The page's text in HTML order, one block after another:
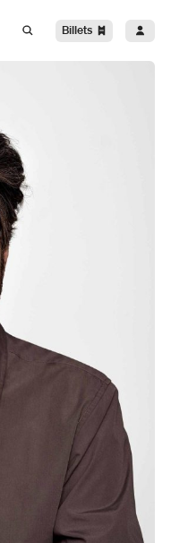
Billets